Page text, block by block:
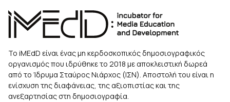
Το iMEdD είναι ένας μη κερδοσκοπικός δημοσιογραφικός
οργανισμός που ιδρύθηκε το 2018 με αποκλειστική δωρεά
από το Ίδρυμα Σταύρος Νιάρχος (ΙΣΝ). Αποστολή του είναι η
ενίσχυση της διαφάνειας, της αξιοπιστίας και της
ανεξαρτησίας στη δημοσιογραφία.